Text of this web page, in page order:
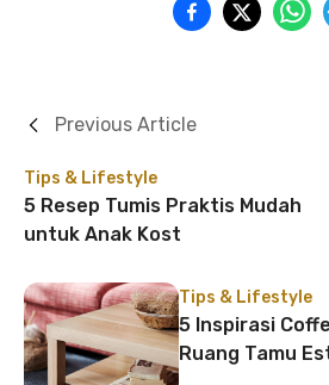
Tips & Lifestyle
5 Resep Tumis Praktis Mudah
untuk Anak Kost
Previous Article
Tips & Lifestyle
5 Inspirasi
Ruang Tamu